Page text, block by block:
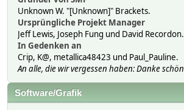
Unknown W. "[Unknown]" Brackets.
Ursprüngliche Projekt Manager
Jeff Lewis, Joseph Fung und David Recordon.
In Gedenken an
Crip, K@, metallica48423 und Paul_Pauline.
An alle, die wir vergessen haben: Danke
Software/Grafik